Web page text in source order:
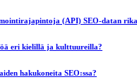
(API) SEO-datan
eri kielillä ja kulttuureilla?
hakukoneita SEO:ssa?